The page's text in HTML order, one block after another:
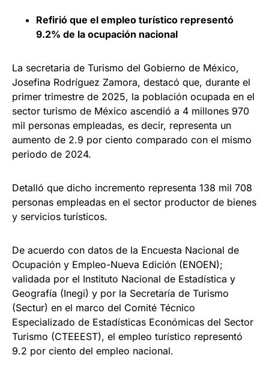
Refirió que el empleo turístico representó
9.2% de la ocupación nacional
La secretaria de Turismo del Gobierno de México,
Josefina Rodríguez Zamora, destacó que, durante el
primer trimestre de 2025, la población ocupada en el
sector turismo de México ascendió a 4 millones 970
mil personas empleadas, es decir, representa un
aumento de 2.9 por ciento comparado con el mismo
periodo de 2024.
Detalló que dicho incremento representa 138 mil 708
personas empleadas en el sector productor de bienes
y servicios turísticos.
De acuerdo con datos de la Encuesta Nacional de
Ocupación y Empleo-Nueva Edición (ENOEN);
validada por el Instituto Nacional de Estadística y
Geografía (Inegi) y por la Secretaría de Turismo
(Sectur) en el marco del Comité Técnico
Especializado de Estadísticas Económicas del Sector
Turismo (CTEEEST), el empleo turístico representó
9.2 por ciento del empleo nacional.